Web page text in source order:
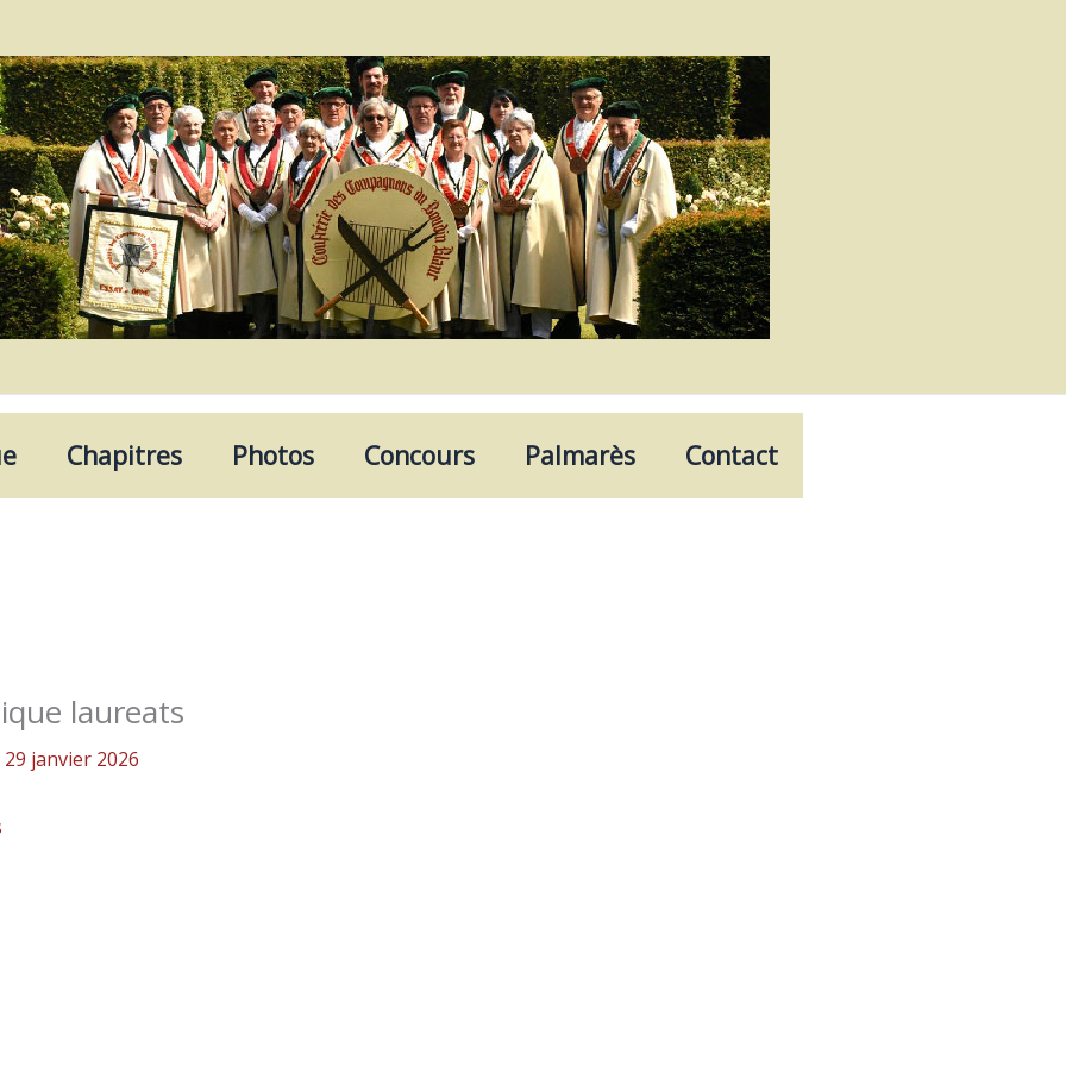
Chapitres Photos Concours Palmarès Contact
laureats
29 janvier 2026